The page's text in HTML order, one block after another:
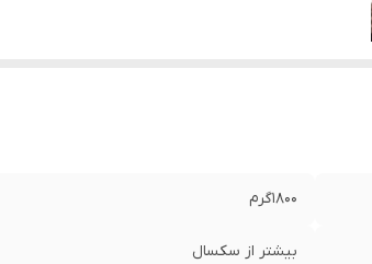
۱۸۰۰گرم
بیشتر از سکسال